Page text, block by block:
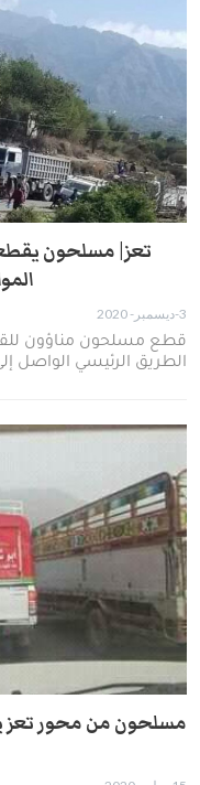
تعز| مسلحون
3-ديسمبر- 2020
قطع مسلحون مناؤون
الطريق الرئيسي الواصل
مسلحون من محور